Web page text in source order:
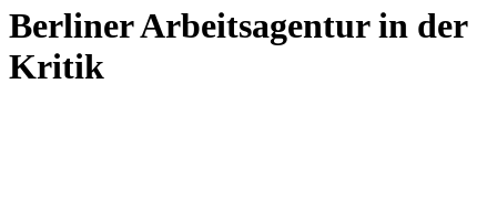
Berliner Arbeitsagentur in der
Kritik